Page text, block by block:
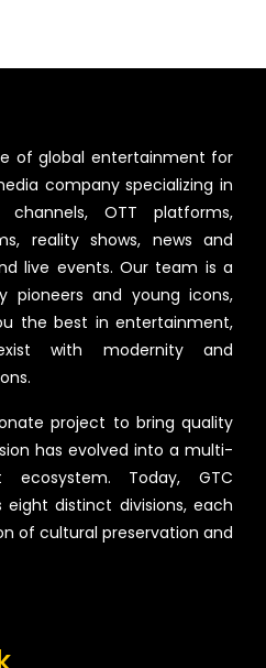
of global entertainment for
company specializing in
channels, OTT platforms,
reality shows, news and
live events. Our team is a
pioneers and young icons,
the best in entertainment,
with modernity and
project to bring quality
has evolved into a multi-
ecosystem. Today, GTC
eight distinct divisions, each
of cultural preservation and